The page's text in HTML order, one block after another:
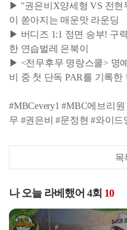
▶ "권은비X양세형 VS 전현
이 쏟아지는 매운맛 라운딩
▶ 버디즈 1:1 정면 승부! 구
한 연습벌레 은북이
▶ <전무후무 명랑스쿨> 명
비 중 첫 단독 PAR를 기록한
#MBCevery1 #MBC에브리
무 #권은비 #문정현 #와이드
목
나 오늘 라베했어 4회 10